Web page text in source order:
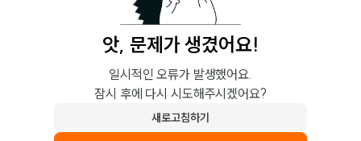
앗, 문제가 생겼어요!
일시적인 오류가 발생했어요.
잠시 후에 다시 시도해주시겠어요?
새로고침하기